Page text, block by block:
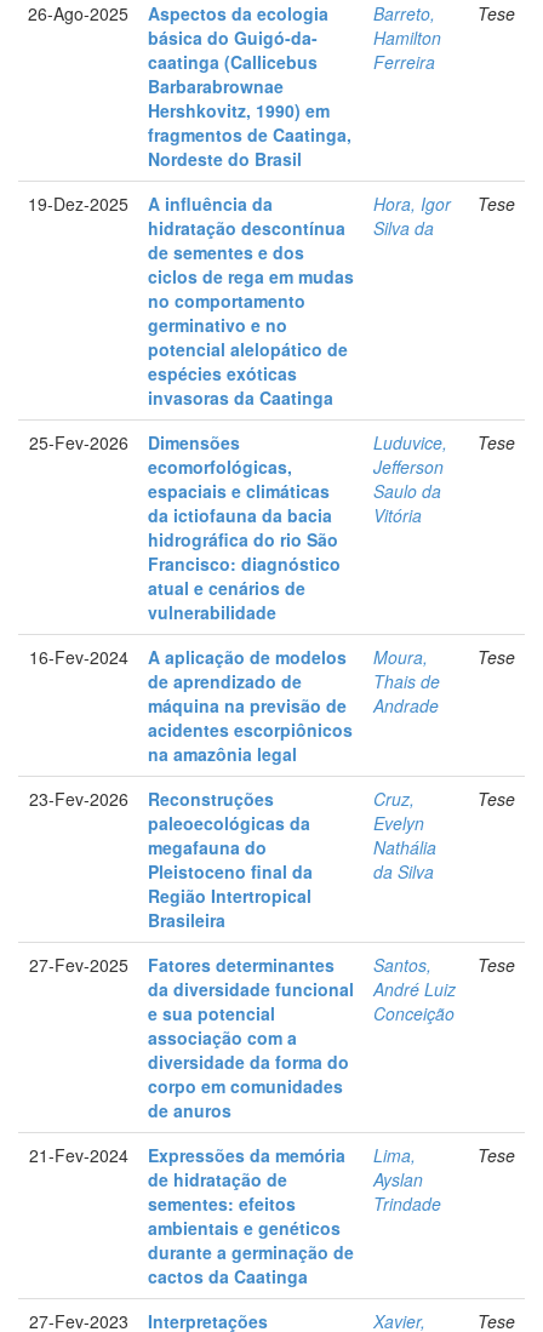
26-Ago-2025
Aspectos da ecologia
básica do Guigó-da-
caatinga (Callicebus
Barbarabrownae
Hershkovitz, 1990) em
fragmentos de Caatinga,
Nordeste do Brasil
Barreto,
Hamilton
Ferreira
Tese
19-Dez-2025
A influência da
hidratação descontínua
de sementes e dos
ciclos de rega em mudas
no comportamento
germinativo e no
potencial alelopático de
espécies exóticas
invasoras da Caatinga
Hora, Igor
Silva da
Tese
25-Fev-2026
Dimensões
ecomorfológicas,
espaciais e climáticas
da ictiofauna da bacia
hidrográfica do rio São
Francisco: diagnóstico
atual e cenários de
vulnerabilidade
Luduvice,
Jefferson
Saulo da
Vitória
Tese
16-Fev-2024
A aplicação de modelos
de aprendizado de
máquina na previsão de
acidentes escorpiônicos
na amazônia legal
Moura,
Thais de
Andrade
Tese
23-Fev-2026
Reconstruções
paleoecológicas da
megafauna do
Pleistoceno final da
Região Intertropical
Brasileira
Cruz,
Evelyn
Nathália
da Silva
Tese
27-Fev-2025
Fatores determinantes
da diversidade funcional
e sua potencial
associação com a
diversidade da forma do
corpo em comunidades
de anuros
Santos,
André Luiz
Conceição
Tese
21-Fev-2024
Expressões da memória
de hidratação de
sementes: efeitos
ambientais e genéticos
durante a germinação de
cactos da Caatinga
Lima,
Ayslan
Trindade
Tese
27-Fev-2023 Interpretações Xavier, Tese